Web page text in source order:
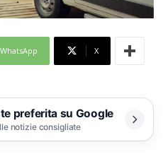
WhatsApp X
preferita su Google
notizie consigliate